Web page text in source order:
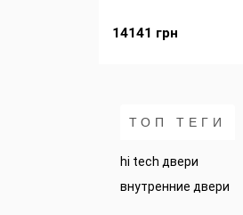
14141 грн
ТОП ТЕГИ
hi tech двери
внутренние двери